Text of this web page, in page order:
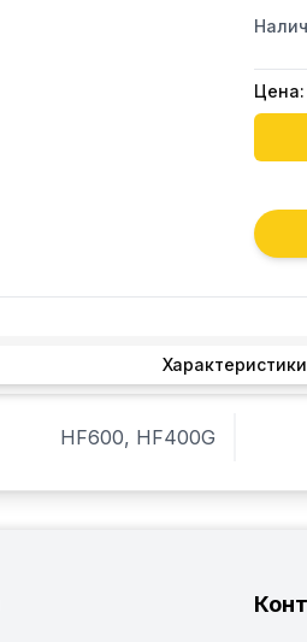
Цена:
Характеристики
HF600, HF400G